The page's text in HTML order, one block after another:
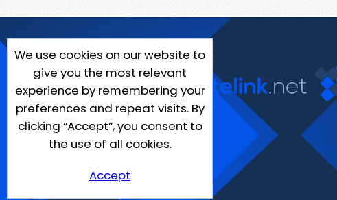
We use cookies on our website to
give you the most relevant
experience by remembering your
preferences and repeat visits. By
clicking “Accept”, you consent to
the use of all cookies.
Accept